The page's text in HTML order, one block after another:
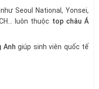
Seoul National, Yonsei,
luôn thuộc top châu Á
Anh giúp sinh viên quốc tế